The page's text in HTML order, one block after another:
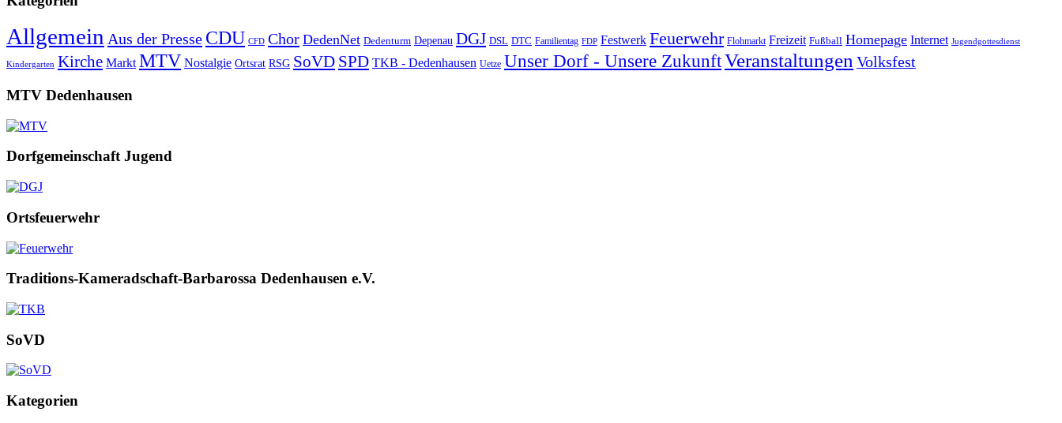
Allgemein Aus der Presse CDU CFD Chor DedenNet Dedenturm Depenau DGJ DSL DTC Familientag FDP Festwerk Feuerwehr Flohmarkt Freizeit Fußball Homepage Internet Jugendgottesdienst
Kindergarten Kirche Markt MTV Nostalgie Ortsrat RSG SoVD SPD TKB - Dedenhausen Uetze Unser Dorf - Unsere ZukunftVeranstaltungen Volksfest
MTV Dedenhausen
Dorfgemeinschaft Jugend
Ortsfeuerwehr
Traditions-Kameradschaft-Barbarossa Dedenhausen e.V.
SoVD
Kategorien